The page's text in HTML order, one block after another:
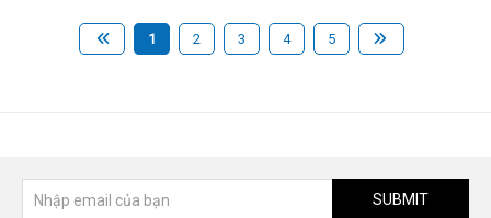
1 2 3 4 5
SUBMIT